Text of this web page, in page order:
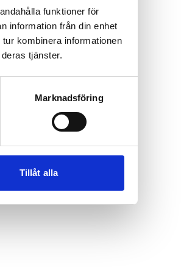
funktioner för
information från din enhet
kombinera informationen
tjänster.
Marknadsföring
Tillåt alla
information).